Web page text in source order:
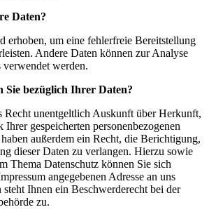
Daten?
erhoben, um eine fehlerfreie Bereitstellung
Andere Daten können zur Analyse
werden.
Sie bezüglich Ihrer Daten?
Recht unentgeltlich Auskunft über Herkunft,
gespeicherten personenbezogenen
außerdem ein Recht, die Berichtigung,
dieser Daten zu verlangen. Hierzu sowie
Thema Datenschutz können Sie sich
angegebenen Adresse an uns
Ihnen ein Beschwerderecht bei der
zu.